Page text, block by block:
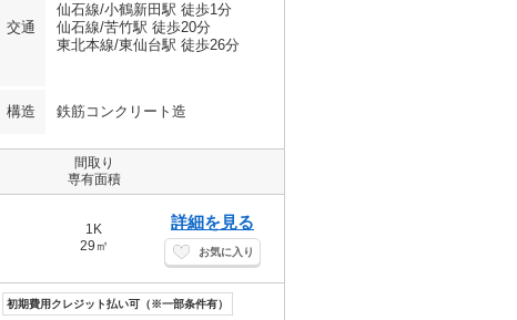
交通
仙石線/小鶴新田駅 徒歩1分
仙石線/苦竹駅 徒歩20分
東北本線/東仙台駅 徒歩26分
構造 鉄筋コンクリート造
間取り
専有面積
1K
29㎡
詳細を見る
お気に入り
初期費用クレジット払い可（※一部条件有）